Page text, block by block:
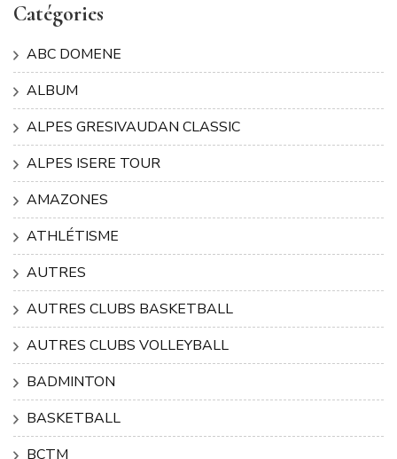
Catégories
ABC DOMENE
ALBUM
ALPES GRESIVAUDAN CLASSIC
ALPES ISERE TOUR
AMAZONES
ATHLÉTISME
AUTRES
AUTRES CLUBS BASKETBALL
AUTRES CLUBS VOLLEYBALL
BADMINTON
BASKETBALL
BCTM